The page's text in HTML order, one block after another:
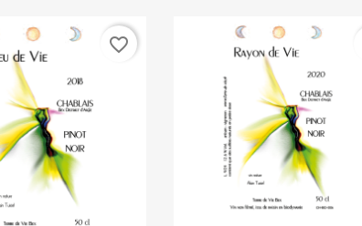
favorite_border